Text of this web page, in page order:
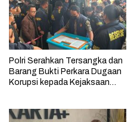
Polri Serahkan Tersangka dan
Barang Bukti Perkara Dugaan
Korupsi kepada Kejaksaan